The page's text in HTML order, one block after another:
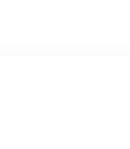
a diversidade